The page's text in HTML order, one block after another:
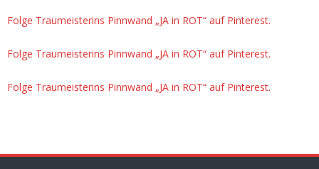
Folge Traumeisterins Pinnwand „JA in ROT“ auf Pinterest.
Folge Traumeisterins Pinnwand „JA in ROT“ auf Pinterest.
Folge Traumeisterins Pinnwand „JA in ROT“ auf Pinterest.